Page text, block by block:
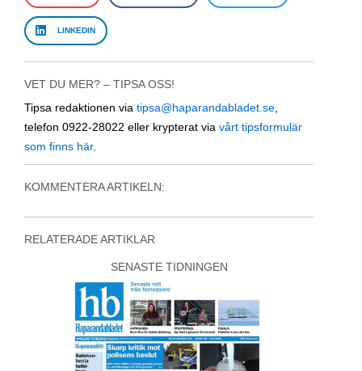
LINKEDIN
VET DU MER? – TIPSA OSS!
Tipsa redaktionen via tipsa@haparandabladet.se
telefon 0922-28022 eller krypterat via vårt tipsformulär
som finns här.
KOMMENTERA ARTIKELN:
RELATERADE ARTIKLAR
SENASTE TIDNINGEN